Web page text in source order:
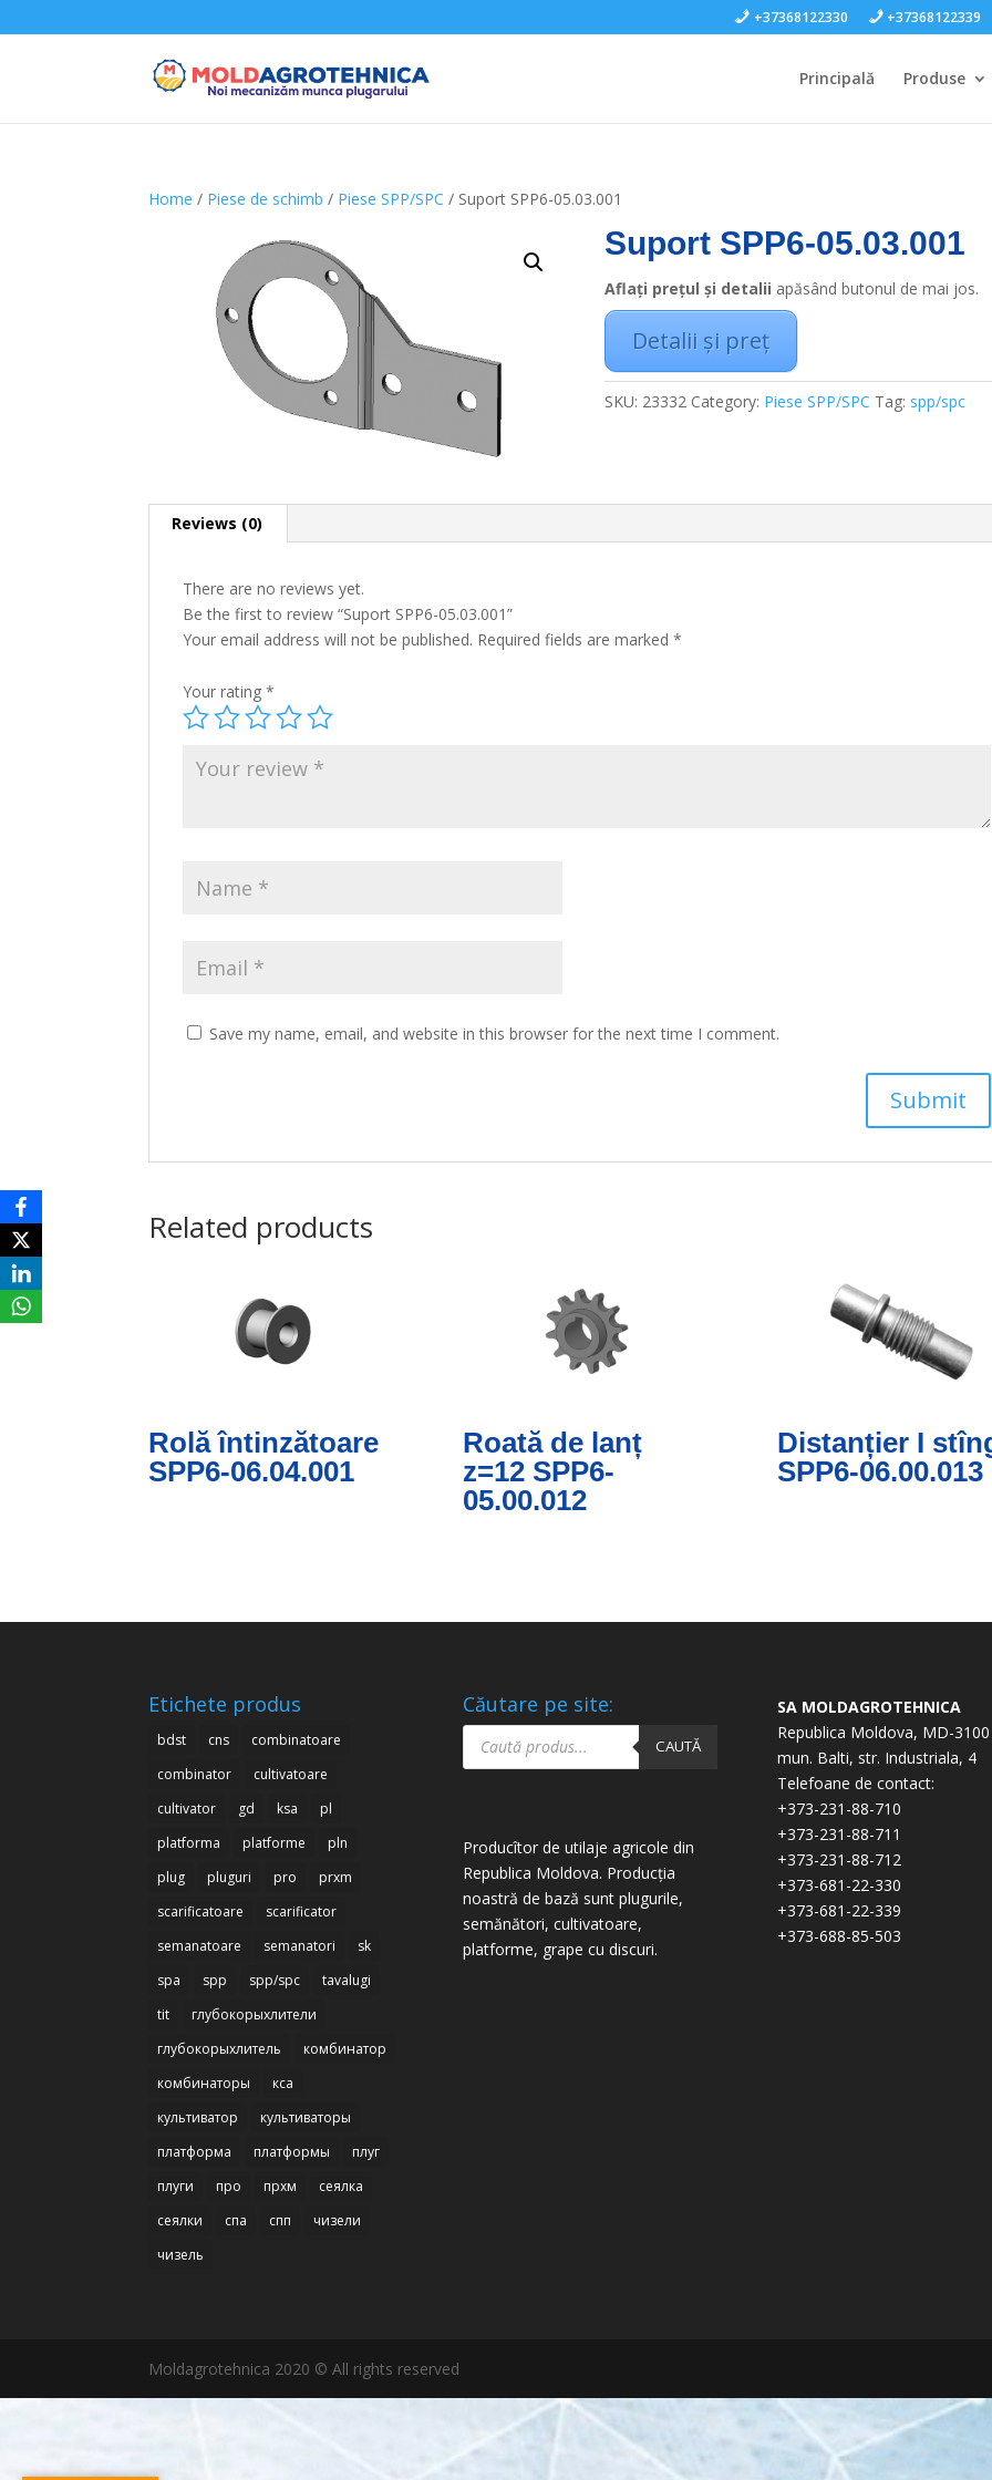
+37368122330 +37368122339
Principală Produse
Home / Piese de schimb / Piese SPP/SPC / Suport SPP6-05.03.001
Suport SPP6-05.03.001
Aflați prețul și detalii apăsând butonul de mai jos.
Detalii și preț
SKU: 23332 Category: Piese SPP/SPC Tag: spp/spc
Reviews (0)
There are no reviews yet.
Be the first to review “Suport SPP6-05.03.001”
Your email address will not be published. Required fields are marked*
Your rating*
Save my name, email, and website in this browser for the next time I comment.
Related products
Rolă întinzătoare
SPP6-06.04.001
Roată de lanț
z=12 SPP6-
05.00.012
Distanțier I
SPP6-06.00.013
Etichete produs
bdst cns
combinatoare
combinator
cultivatoare
cultivator
gd ksa
pl
platforma
platforme
pln
plug
pluguri pro
prxm
scarificatoare
scarificator
semanatoare
semanatori
sk
spa
spp spp/spc
tavalugi
tit
глубокорыхлители
глубокорыхлитель
комбинатор
комбинаторы
кса
культиватор
культиваторы
платформа
платформы
плуг
плуги
про прхм
сеялка
сеялки
спа спп
чизели
чизель
Căutare pe site:
Products
search CAUTĂ
Producîtor de utilaje agricole din
Republica Moldova. Producția
noastră de bază sunt plugurile,
semănători, cultivatoare,
platforme, grape cu discuri.
SA MOLDAGROTEHNICA
Republica Moldova, MD-3100
mun. Balti, str. Industriala, 4
Telefoane de contact:
+373-231-88-710
+373-231-88-711
+373-231-88-712
+373-681-22-330
+373-681-22-339
+373-688-85-503
Moldagrotehnica 2020 © All rights reserved